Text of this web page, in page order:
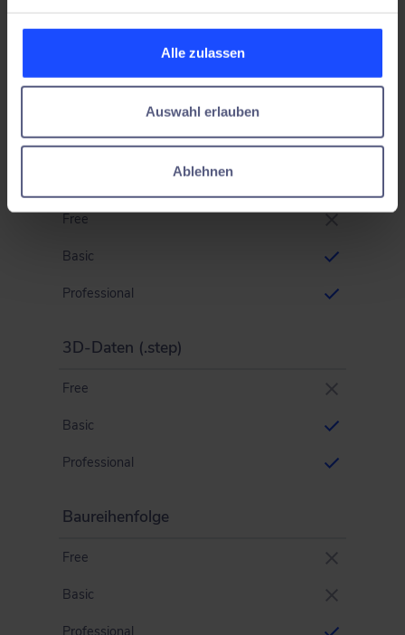
Alle zulassen
Auswahl erlauben
Ablehnen
Screenshots
Basic
2D-Skizzen (.pdf)
Free
Basic
Professional
3D-Daten (.step)
Free
Basic
Professional
Baureihenfolge
Free
Basic
Professional